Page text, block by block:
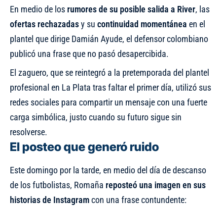
En medio de los rumores de su posible salida a River, las
ofertas rechazadasy su continuidad momentánea en el
plantel que dirige Damián Ayude, el defensor colombiano
publicó una frase que no pasó desapercibida.
El zaguero, que se reintegró a la pretemporada del plantel
profesional en La Plata tras faltar el primer día, utilizó sus
redes sociales para compartir un mensaje con una fuerte
carga simbólica, justo cuando su futuro sigue sin
resolverse.
El posteo que generó ruido
Este domingo por la tarde, en medio del día de descanso
de los futbolistas, Romaña reposteó una imagen en sus
historias de Instagramcon una frase contundente: